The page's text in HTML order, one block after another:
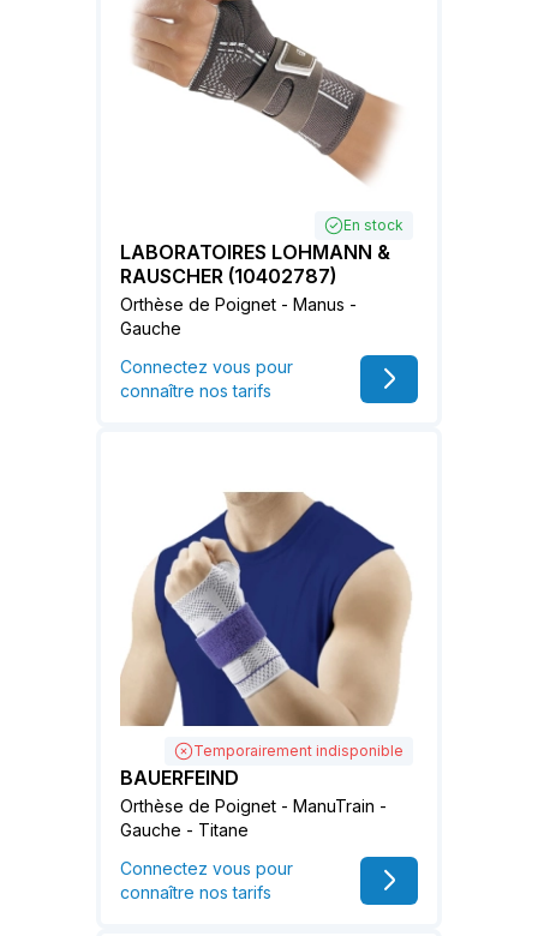
En stock
LABORATOIRES LOHMANN &
RAUSCHER (10402787)
Orthèse de Poignet - Manus -
Gauche
Connectez vous pour
connaître nos tarifs
Temporairement indisponible
BAUERFEIND
Orthèse de Poignet - ManuTrain -
Gauche - Titane
Connectez vous pour
connaître nos tarifs